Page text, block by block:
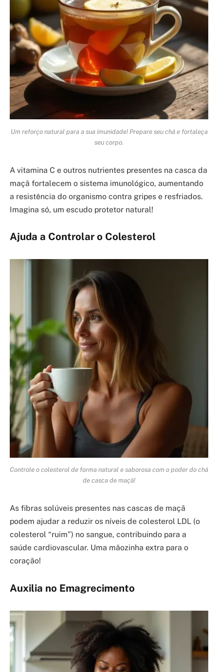
Um reforço natural para a sua imunidade! Prepare seu chá e fortaleça
seu corpo.
A vitamina C e outros nutrientes presentes na casca da
maçã fortalecem o sistema imunológico, aumentando
a resistência do organismo contra gripes e resfriados.
Imagina só, um escudo protetor natural!
Ajuda a Controlar o Colesterol
Controle o colesterol de forma natural e saborosa com o poder do chá
de casca de maçã!
As fibras solúveis presentes nas cascas de maçã
podem ajudar a reduzir os níveis de colesterol LDL (o
colesterol “ruim”) no sangue, contribuindo para a
saúde cardiovascular. Uma mãozinha extra para o
coração!
Auxilia no Emagrecimento